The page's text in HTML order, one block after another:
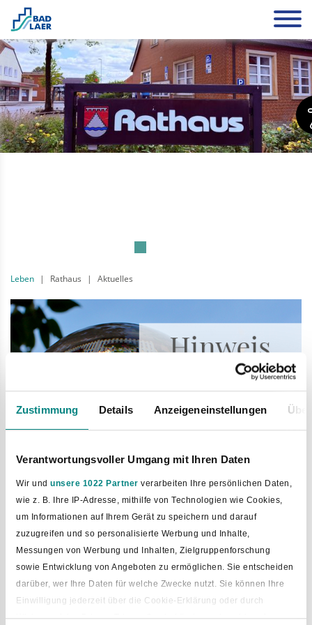
Zustimmung Details Anzeigeneinstellungen
Verantwortungsvoller Umgang mit Ihren Daten
Wir und unsere 1022 Partner verarbeiten Ihre persönlichen Daten,
wie z. B. Ihre IP-Adresse, mithilfe von Technologien wie Cookies,
um Informationen auf Ihrem Gerät zu speichern und darauf
zuzugreifen und so personalisierte Werbung und Inhalte,
Messungen von Werbung und Inhalten, Zielgruppenforschung
sowie Entwicklung von Angeboten zu ermöglichen. Sie entscheiden
darüber, wer Ihre Daten für welche Zwecke nutzt. Sie können Ihre
Einwilligung jederzeit über die Cookie-Erklärung oder durch
Klicken auf das Privacy Trigger Symbol ändern oder widerrufen
Leben Rathaus Aktuelles
04. März 2025
Mikrozensus 2025
Auch im Jahr 2025 wird der Mikrozensus durch das
niedersächsische Landesamt für Statistik erhoben. Hierfür